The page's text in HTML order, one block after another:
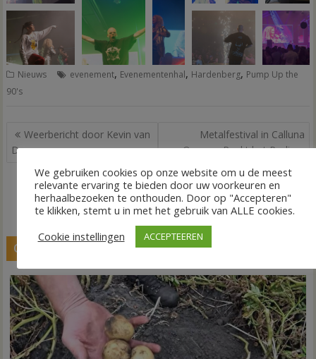
Nieuws evenement, Evenementenhal, Hardenberg, Pump Up the
90's
Bericht
navigatie
Weerbericht door Kevin van
Dorp
Metalfestival in Calluna
Ommen Rockt het Podium
met het Elektrificerende 20-
jarig Jubileum van Fractured
Insanity
GERELATEERDE BERICHTEN
We gebruiken cookies op onze website om u de meest
relevante ervaring te bieden door uw voorkeuren en
herhaalbezoeken te onthouden. Door op "Accepteren"
te klikken, stemt u in met het gebruik van ALLE cookies.
Cookie instellingen
ACCEPTEEREN